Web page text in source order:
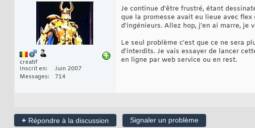
creatif
Inscrit en
Juin 2007
Messages
714
Je continue d'être frustré, étant
que la promesse avait eu lieue avec
d'ingénieurs. Allez hop, j'en ai marre, je
Le seul problème c'est que ce ne sera
d'interdits. Je vais essayer de lancer
en ligne par web service ou en rest.
+ Répondre à la discussion
Signaler un problème